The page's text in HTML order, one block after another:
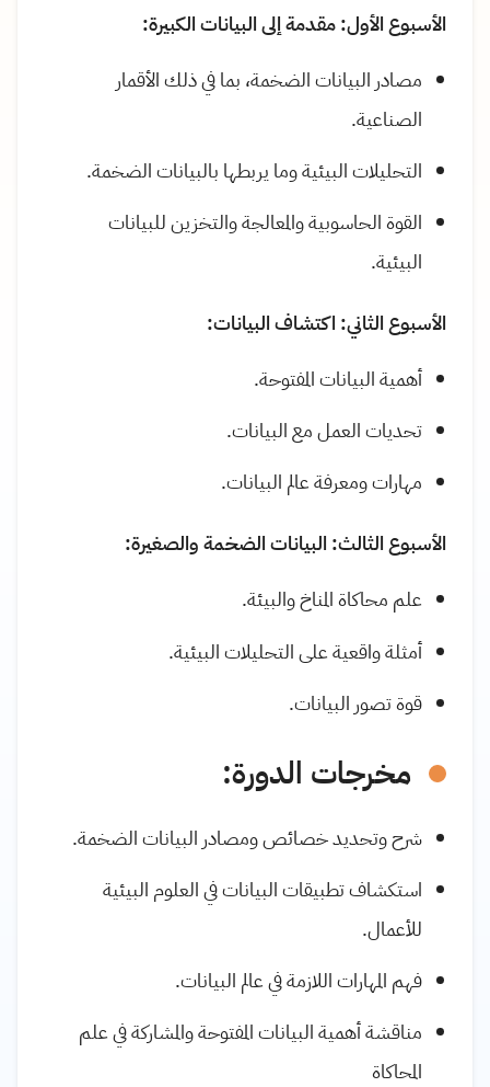
الأسبوع الأول: مقدمة إلى البيانات الكبيرة:
مصادر البيانات الضخمة، بما في ذلك الأقمار
الصناعية.
التحليلات البيئية وما يربطها بالبيانات الضخمة.
القوة الحاسوبية والمعالجة والتخزين للبيانات
البيئية.
الأسبوع الثاني: اكتشاف البيانات:
أهمية البيانات المفتوحة.
تحديات العمل مع البيانات.
مهارات ومعرفة عالم البيانات.
الأسبوع الثالث: البيانات الضخمة والصغيرة:
علم محاكاة المناخ والبيئة.
أمثلة واقعية على التحليلات البيئية.
قوة تصور البيانات.
مخرجات الدورة:
شرح وتحديد خصائص ومصادر البيانات الضخمة.
استكشاف تطبيقات البيانات في العلوم البيئية
للأعمال.
فهم المهارات اللازمة في عالم البيانات.
مناقشة أهمية البيانات المفتوحة والمشاركة في علم
المحاكاة